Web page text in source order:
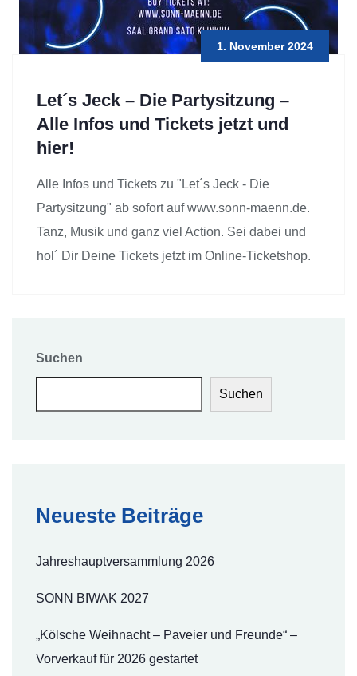
1. November 2024
Let´s Jeck – Die Partysitzung –
Alle Infos und Tickets jetzt und
hier!
Alle Infos und Tickets zu "Let´s Jeck - Die
Partysitzung" ab sofort auf www.sonn-maenn.de.
Tanz, Musik und ganz viel Action. Sei dabei und
hol´ Dir Deine Tickets jetzt im Online-Ticketshop.
Suchen
Suchen
Neueste Beiträge
Jahreshauptversammlung 2026
SONN BIWAK 2027
„Kölsche Weihnacht – Paveier und Freunde“ –
Vorverkauf für 2026 gestartet